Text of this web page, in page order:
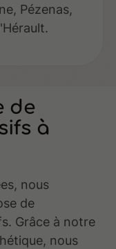
Pézenas,
de
à
nous
de
Grâce à notre
nous